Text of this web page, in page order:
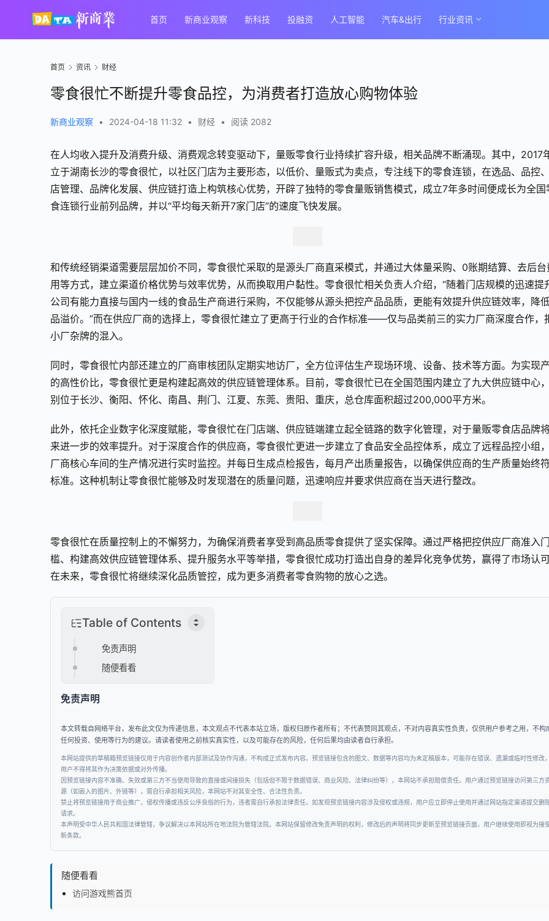
首页 新商业观察 新科技 投融资 人工智能 汽车&出行 行业资讯
首页 资讯 财经
零食很忙不断提升零食品控，为消费者打造放心购物体验
新商业观察 • 2024-04-18 11:32 • 财经 • 阅读 2082
在人均收入提升及消费升级、消费观念转变驱动下，量贩零食行业持续扩容升级，相关品牌不断涌现。其中，2017
立于湖南长沙的零食很忙，以社区门店为主要形态，以低价、量贩式为卖点，专注线下的零食连锁，在选品、品控
店管理、品牌化发展、供应链打造上构筑核心优势，开辟了独特的零食量贩销售模式，成立7年多时间便成长为全国
食连锁行业前列品牌，并以“平均每天新开7家门店”的速度飞快发展。
和传统经销渠道需要层层加价不同，零食很忙采取的是源头厂商直采模式，并通过大体量采购、0账期结算、去后台
用等方式，建立渠道价格优势与效率优势，从而换取用户黏性。零食很忙相关负责人介绍，“随着门店规模的迅速提
公司有能力直接与国内一线的食品生产商进行采购，不仅能够从源头把控产品品质，更能有效提升供应链效率，降
品溢价。”而在供应厂商的选择上，零食很忙建立了更高于行业的合作标准——仅与品类前三的实力厂商深度合作，
小厂杂牌的混入。
同时，零食很忙内部还建立的厂商审核团队定期实地访厂，全方位评估生产现场环境、设备、技术等方面。为实现
的高性价比，零食很忙更是构建起高效的供应链管理体系。目前，零食很忙已在全国范围内建立了九大供应链中心
别位于长沙、衡阳、怀化、南昌、荆门、江夏、东莞、贵阳、重庆，总仓库面积超过200,000平方米。
此外，依托企业数字化深度赋能，零食很忙在门店端、供应链端建立起全链路的数字化管理，对于量贩零食店品牌
来进一步的效率提升。对于深度合作的供应商，零食很忙更进一步建立了食品安全品控体系，成立了远程品控小组
厂商核心车间的生产情况进行实时监控。并每日生成点检报告，每月产出质量报告，以确保供应商的生产质量始终
标准。这种机制让零食很忙能够及时发现潜在的质量问题，迅速响应并要求供应商在当天进行整改。
零食很忙在质量控制上的不懈努力，为确保消费者享受到高品质零食提供了坚实保障。通过严格把控供应厂商准入
槛、构建高效供应链管理体系、提升服务水平等举措，零食很忙成功打造出自身的差异化竞争优势，赢得了市场认
在未来，零食很忙将继续深化品质管控，成为更多消费者零食购物的放心之选。
Table of Contents
免责声明
随便看看
免责声明
本文转载自网络平台，发布此文仅为传递信息，本文观点不代表本站立场，版权归原作者所有；不代表赞同其观点，不对内容真实性负责，仅供用户参考之用，不构
任何投资、使用等行为的建议。请读者使用之前核实真实性，以及可能存在的风险，任何后果均由读者自行承担。
本网站提供的草稿箱预览链接仅用于内容创作者内部测试及协作沟通，不构成正式发布内容。预览链接包含的图文、数据等内容均为未定稿版本，可能存在错误、遗漏或临时性修改
用户不得将其作为决策依据或对外传播。
因预览链接内容不准确、失效或第三方不当使用导致的直接或间接损失（包括但不限于数据错误、商业风险、法律纠纷等），本网站不承担赔偿责任。用户通过预览链接访问第三方
源（如嵌入的图片、外链等），需自行承担相关风险，本网站不对其安全性、合法性负责。
禁止将预览链接用于商业推广、侵权传播或违反公序良俗的行为，违者需自行承担法律责任。如发现预览链接内容涉及侵权或违规，用户应立即停止使用并通过网站指定渠道提交删
请求。
本声明受中华人民共和国法律管辖，争议解决以本网站所在地法院为管辖法院。本网站保留修改免责声明的权利，修改后的声明将同步更新至预览链接页面，用户继续使用即视为接
新条款。
随便看看
访问游戏熊首页